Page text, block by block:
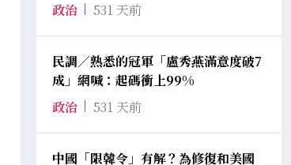
政治
531 天前
民調／熟悉的冠軍「盧秀燕滿意度破7
成」網喊：起碼衝上99%
政治
531 天前
中國「限韓令」有解？為修復和美國